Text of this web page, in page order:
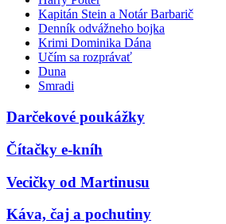
Kapitán Stein a Notár Barbarič
Denník odvážneho bojka
Krimi Dominika Dána
Učím sa rozprávať
Duna
Smradi
Darčekové poukážky
Čítačky e-kníh
Vecičky od Martinusu
Káva, čaj a pochutiny